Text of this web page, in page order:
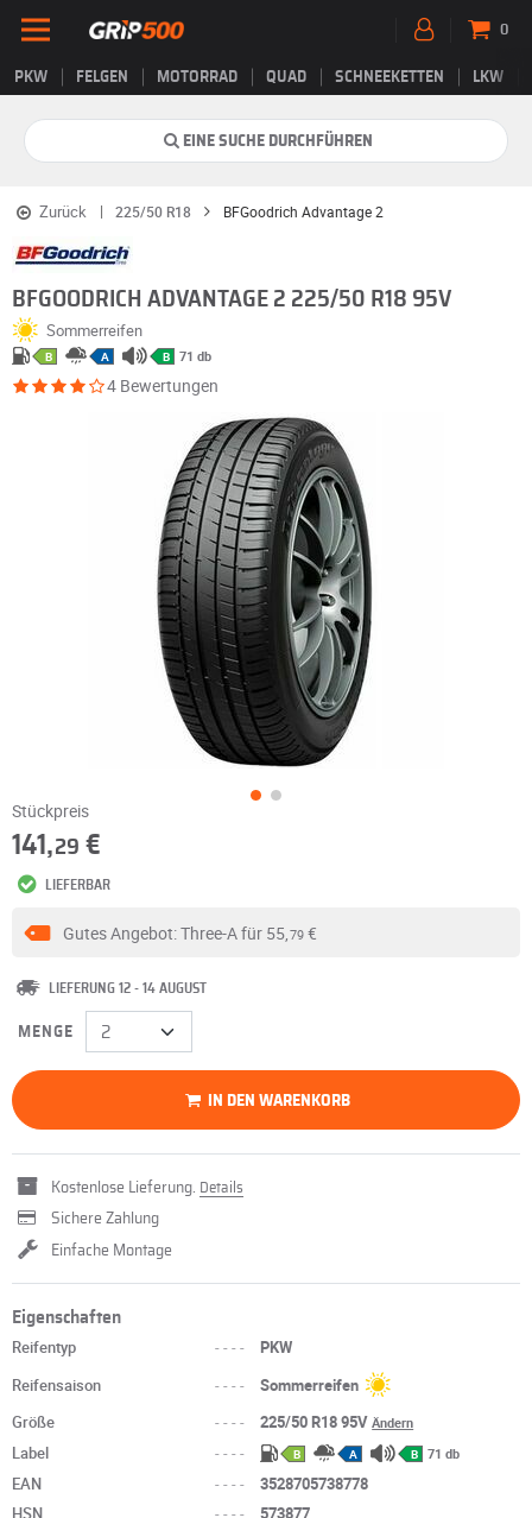
PKW FELGEN MOTORRAD QUAD SCHNEEKETTEN LKW
0
EINE SUCHE DURCHFÜHREN
Zurück 225/50 R18 BFGoodrich Advantage 2
BFGOODRICH ADVANTAGE 2 225/50 R18 95V
Sommerreifen
B A B 71 db
4 Bewertungen
Stückpreis
141,29 €
LIEFERBAR
Gutes Angebot: Three-A für 55,79€
LIEFERUNG 12 - 14 AUGUST
MENGE
IN DEN WARENKORB
Kostenlose Lieferung. Details
Sichere Zahlung
Einfache Montage
Eigenschaften
Reifentyp ----
PKW
Reifensaison
----
Sommerreifen
Größe
---- 225/50 R18 95VÄndern
Label ---- B A B 71 db
EAN ----
3528705738778
HSN
---- 573877